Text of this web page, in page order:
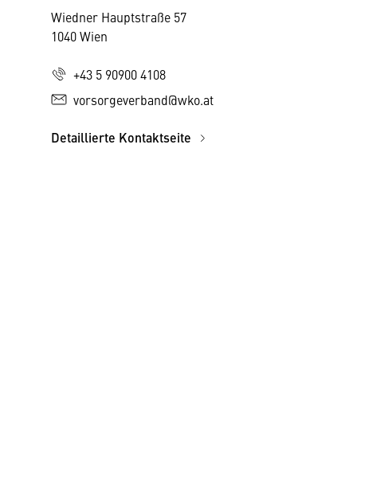
Wiedner Hauptstraße 57
1040 Wien
+43 5 90900 4108
vorsorgeverband@wko.at
Detaillierte Kontaktseite